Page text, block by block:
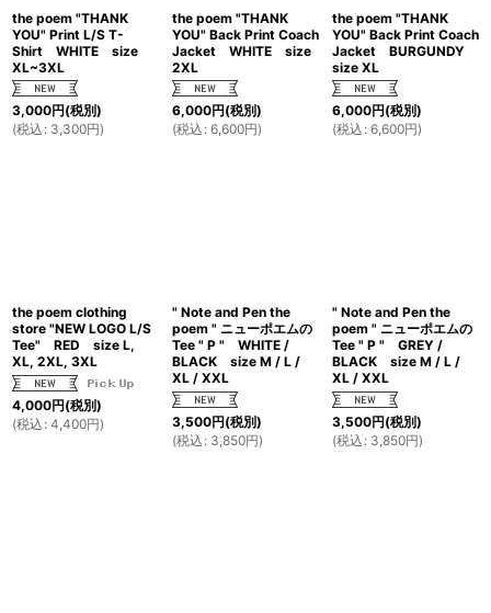
the poem "THANK
YOU" Print L/S T-
Shirt WHITE size
XL~3XL
3,000円(税別)
(税込 : 3,300円)
the poem "THANK
YOU" Back Print Coach
Jacket WHITE size
2XL
6,000円(税別)
(税込 : 6,600円)
the poem "THANK
YOU" Back Print Coach
Jacket BURGUNDY
size XL
6,000円(税別)
(税込 : 6,600円)
the poem clothing
store "NEW LOGO L/S
Tee" RED size L,
XL, 2XL, 3XL
4,000円(税別)
(税込 : 4,400円)
" Note and Pen the
poem " ニューポエムの
Tee " P " WHITE /
BLACK size M / L /
XL / XXL
3,500円(税別)
(税込 : 3,850円)
" Note and Pen the
poem " ニューポエムの
Tee " P " GREY /
BLACK size M / L /
XL / XXL
3,500円(税別)
(税込 : 3,850円)